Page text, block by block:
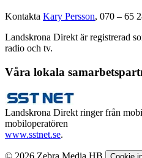
Kontakta Kary Persson, 070 – 65
Landskrona Direkt är registrerad
radio och tv.
Våra lokala
Landskrona Direkt ringer från
mobiloperatören
www.sstnet.se.
© 2026 Zebra Media HB